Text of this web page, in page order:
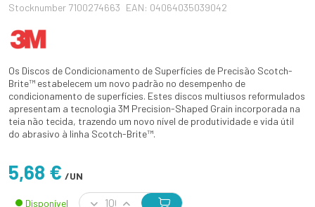
Stocknumber 7100274663 EAN: 04064035039042
Os Discos de Condicionamento de Superfícies de Precisão Scotch-
Brite™ estabelecem um novo padrão no desempenho de
condicionamento de superfícies. Estes discos multiusos reformulados
apresentam a tecnologia 3M Precision-Shaped Grain incorporada na
teia não tecida, trazendo um novo nível de produtividade e vida útil
do abrasivo à linha Scotch-Brite™.
5,68 € /UN
Disponível